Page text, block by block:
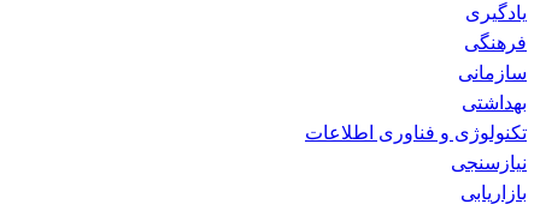
یادگیری
فرهنگی
سازمانی
بهداشتی
تکنولوژی و فناوری اطلاعات
نیازسنجی
بازاریابی